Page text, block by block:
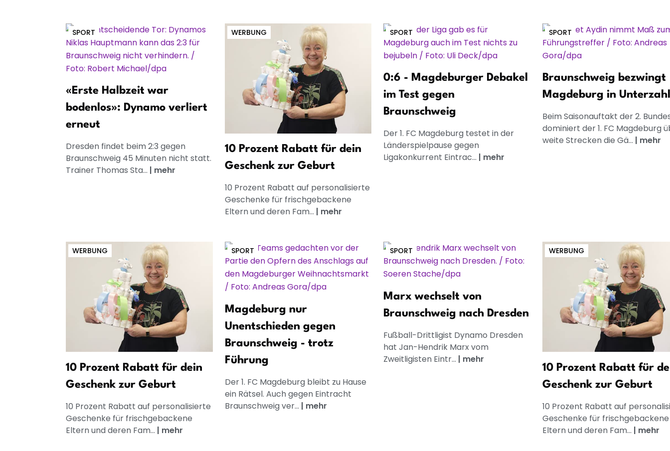
SPORT
«Erste Halbzeit war
bodenlos»: Dynamo verliert
erneut
Dresden findet beim 2:3 gegen
Braunschweig 45 Minuten nicht statt.
Trainer Thomas Sta... | mehr
WERBUNG
10 Prozent Rabatt für dein
Geschenk zur Geburt
10 Prozent Rabatt auf personalisierte
Geschenke für frischgebackene
Eltern und deren Fam... | mehr
SPORT
0:6 - Magdeburger Debakel
im Test gegen
Braunschweig
Der 1. FC Magdeburg testet in der
Länderspielpause gegen
Ligakonkurrent Eintrac... | mehr
SPORT
Braunschweig bezwingt
Magdeburg in Unterzahl
Beim Saisonauftakt der 2.
dominiert der 1. FC Magdeburg
weite Strecken die Gä... | mehr
WERBUNG
10 Prozent Rabatt für dein
Geschenk zur Geburt
10 Prozent Rabatt auf personalisierte
Geschenke für frischgebackene
Eltern und deren Fam... | mehr
SPORT
Magdeburg nur
Unentschieden gegen
Braunschweig - trotz
Führung
Der 1. FC Magdeburg bleibt zu Hause
ein Rätsel. Auch gegen Eintracht
Braunschweig ver... | mehr
SPORT
Marx wechselt von
Braunschweig nach Dresden
Fußball-Drittligist Dynamo Dresden
hat Jan-Hendrik Marx vom
Zweitligisten Eintr... | mehr
WERBUNG
10 Prozent Rabatt für
Geschenk zur Geburt
10 Prozent Rabatt auf
Geschenke für frischgebackene
Eltern und deren Fam... | mehr